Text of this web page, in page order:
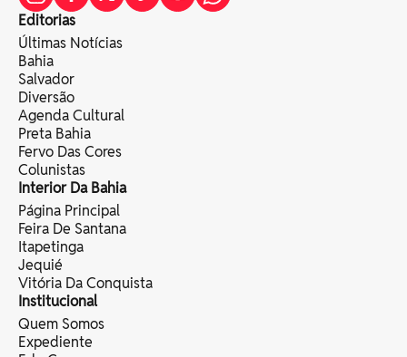
Editorias
Últimas Notícias
Bahia
Salvador
Diversão
Agenda Cultural
Preta Bahia
Fervo Das Cores
Colunistas
Interior Da Bahia
Página Principal
Feira De Santana
Itapetinga
Jequié
Vitória Da Conquista
Institucional
Quem Somos
Expediente